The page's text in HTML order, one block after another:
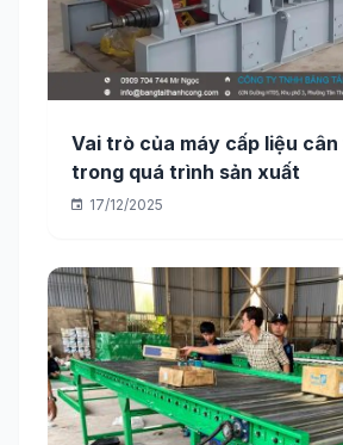
Vai trò của máy cấp liệu
trong quá trình sản xuất
17/12/2025